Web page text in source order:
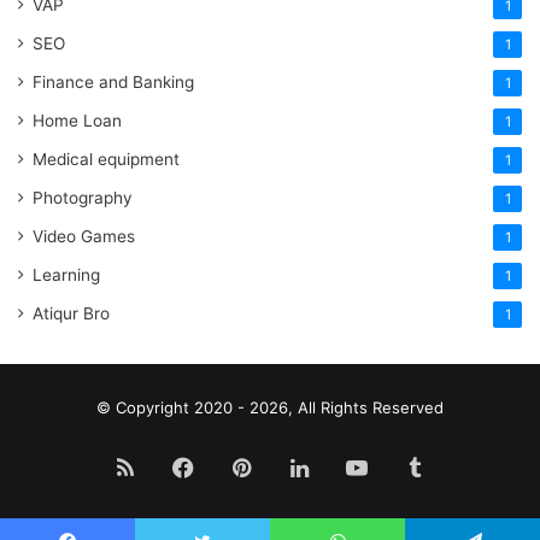
VAP 1
SEO 1
Finance and Banking 1
Home Loan 1
Medical equipment 1
Photography 1
Video Games 1
Learning 1
Atiqur Bro 1
© Copyright 2020 - 2026, All Rights Reserved
RSS Facebook
PinterestLinkedInYouTubeTumblr